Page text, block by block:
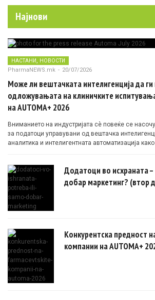
Најнови
НАСТАНИ НОВОСТИ
PharmaNEWS.mk - 20/07/2026
Може ли вештачката интелигенција да
одложувањата на клиничките
на AUTOMA+ 2026
Вниманието на индустријата сè повеќе се
за податоци управувани од вештачка
аналитика и интелигентната автоматизација
Додатоци во исхраната
добар маркетинг? (втор
Конкурентска предност
компании на AUTOMA+